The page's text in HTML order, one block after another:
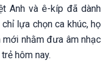
Anh và ê-kíp đã dành
lựa chọn ca khúc, họ
nhằm đưa âm nhạc
hôm nay.